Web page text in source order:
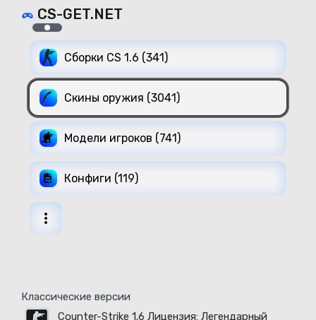
CS-GET.NET
Сборки CS 1.6 (341)
Скины оружия (3041)
Модели игроков (741)
Конфиги (119)
Классические версии
Counter-Strike 1.6 Лицензия: Легендарный